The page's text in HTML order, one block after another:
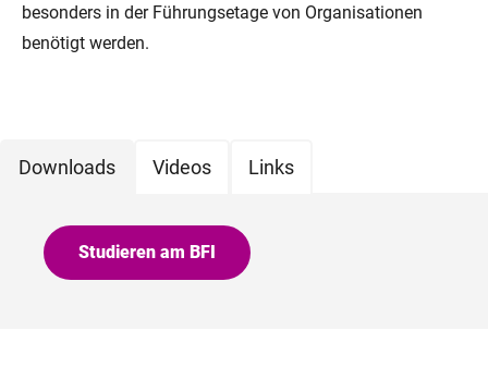
besonders in der Führungsetage von Organisationen
benötigt werden.
Downloads Videos Links
Studieren am BFI